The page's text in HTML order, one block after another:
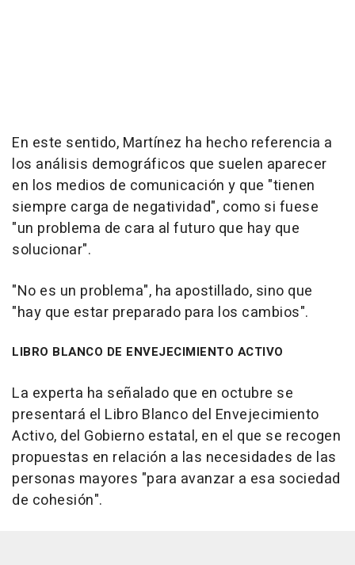
En este sentido, Martínez ha hecho referencia a
los análisis demográficos que suelen aparecer
en los medios de comunicación y que "tienen
siempre carga de negatividad", como si fuese
"un problema de cara al futuro que hay que
solucionar".
"No es un problema", ha apostillado, sino que
"hay que estar preparado para los cambios".
LIBRO BLANCO DE ENVEJECIMIENTO ACTIVO
La experta ha señalado que en octubre se
presentará el Libro Blanco del Envejecimiento
Activo, del Gobierno estatal, en el que se recogen
propuestas en relación a las necesidades de las
personas mayores "para avanzar a esa sociedad
de cohesión".